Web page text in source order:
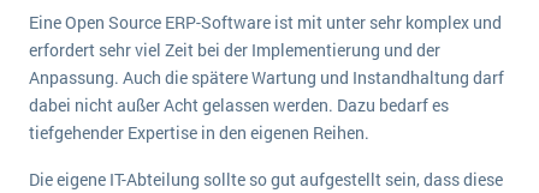
Eine Open Source ERP-Software ist mit unter sehr komplex und
erfordert sehr viel Zeit bei der Implementierung und der
Anpassung. Auch die spätere Wartung und Instandhaltung darf
dabei nicht außer Acht gelassen werden. Dazu bedarf es
tiefgehender Expertise in den eigenen Reihen.
Die eigene IT-Abteilung sollte so gut aufgestellt sein, dass diese